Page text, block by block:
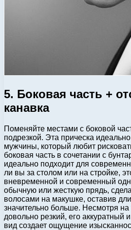
5. Боковая часть +
канавка
Поменяйте местами с боковой
подрезкой. Эта прическа
мужчины, который любит
боковая часть в сочетании с
идеально подходит для
ли вы за столом или на стройке,
вневременной и современный
обычную или жесткую прядь,
волосами на макушке, оставив
значительно больше. Несмотря на
довольно резкий, его аккуратный
вид создает ощущение